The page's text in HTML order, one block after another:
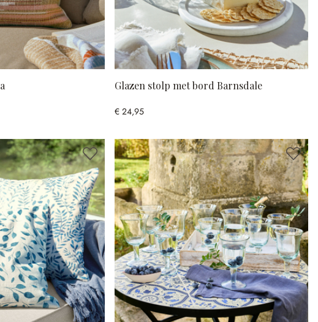
Glazen stolp met bord Barnsdale
€ 24,95